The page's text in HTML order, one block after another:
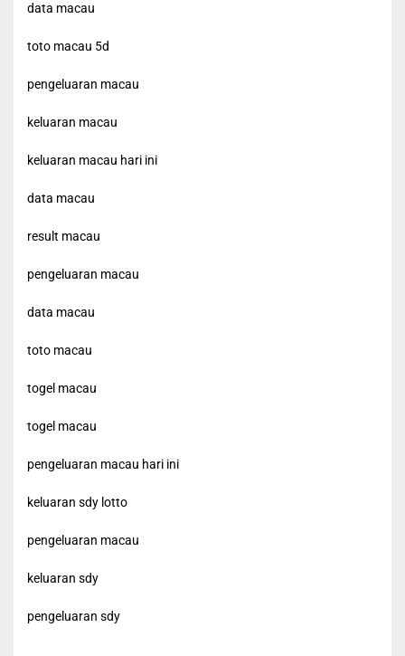
data macau
toto macau 5d
pengeluaran macau
keluaran macau
keluaran macau hari ini
data macau
result macau
pengeluaran macau
data macau
toto macau
togel macau
togel macau
pengeluaran macau hari ini
keluaran sdy lotto
pengeluaran macau
keluaran sdy
pengeluaran sdy